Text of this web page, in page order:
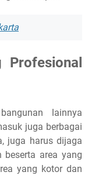
Profesional
lainnya
juga berbagai
juga harus dijaga
beserta area yang
yang kotor dan